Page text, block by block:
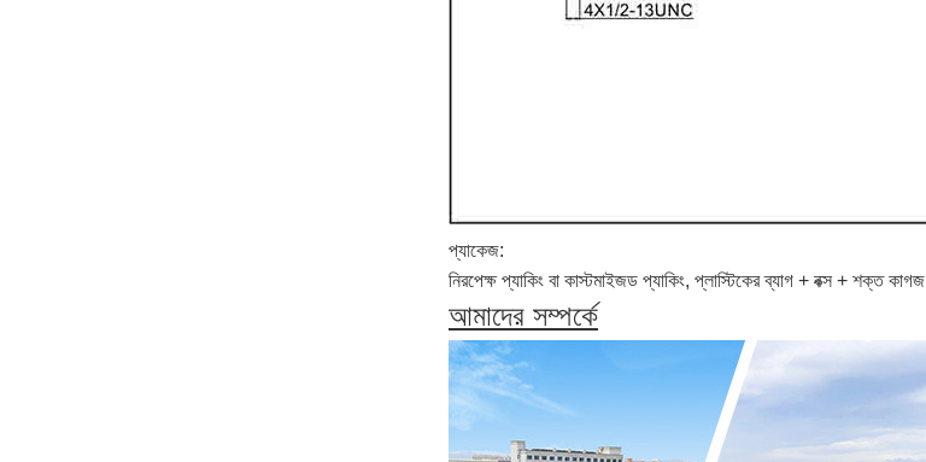
প্যাকেজ:
নিরপেক্ষ প্যাকিং বা কাস্টমাইজড প্যাকিং, প্লাস্টিকের ব্যাগ + বক্স + শক্ত কাগজ
আমাদের সম্পর্কে